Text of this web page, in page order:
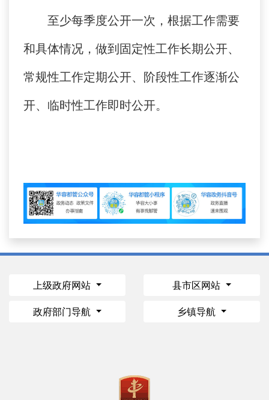
至少每季度公开一次，根据工作需要
和具体情况，做到固定性工作长期公开、
常规性工作定期公开、阶段性工作逐渐公
开、临时性工作即时公开。
上级政府网站 县市区网站
政府部门导航 乡镇导航